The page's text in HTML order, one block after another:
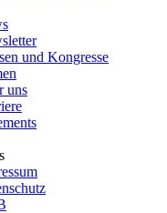
und Kongresse
uns